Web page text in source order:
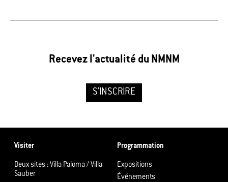
Recevez l'actualité du NMNM
S'INSCRIRE
Visiter
Deux sites : Villa Paloma / Villa
Sauber
Programmation
Expositions
Événements